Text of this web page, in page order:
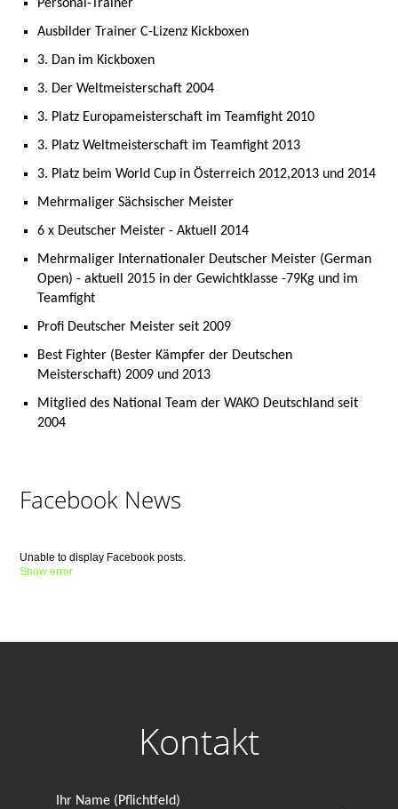
Personal-Trainer
Ausbilder Trainer C-Lizenz Kickboxen
3. Dan im Kickboxen
3. Der Weltmeisterschaft 2004
3. Platz Europameisterschaft im Teamfight 2010
3. Platz Weltmeisterschaft im Teamfight 2013
3. Platz beim World Cup in Österreich 2012,2013 und 2014
Mehrmaliger Sächsischer Meister
6 x Deutscher Meister - Aktuell 2014
Mehrmaliger Internationaler Deutscher Meister (German
Open) - aktuell 2015 in der Gewichtklasse -79Kg und im
Teamfight
Profi Deutscher Meister seit 2009
Best Fighter (Bester Kämpfer der Deutschen
Meisterschaft) 2009 und 2013
Mitglied des National Team der WAKO Deutschland seit
2004
Facebook News
Unable to display Facebook posts.
Show error
Kontakt
Ihr Name (Pflichtfeld)